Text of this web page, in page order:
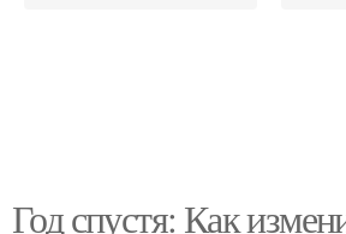
Год спустя: Как